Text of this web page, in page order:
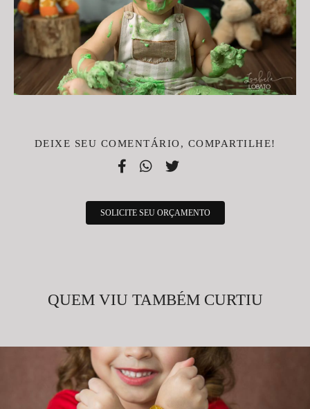
DEIXE SEU COMENTÁRIO, COMPARTILHE!
SOLICITE SEU ORÇAMENTO
QUEM VIU TAMBÉM CURTIU